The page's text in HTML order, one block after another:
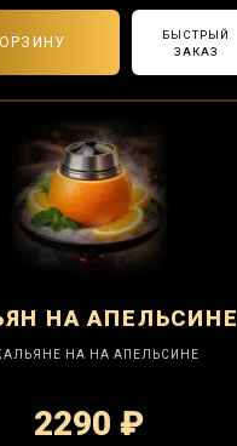
БЫСТРЫЙ
ЗАКАЗ
НА АПЕЛЬСИНЕ
НА НА АПЕЛЬСИНЕ
2290 ₽